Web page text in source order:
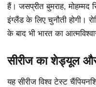
हैं। जसप्रीत बुमराह, मोहम्मद
इंग्लैंड के लिए चुनौती होगी।
के बाद भी भारत का
सीरीज का शेड्यूल
यह सीरीज विश्व टेस्ट